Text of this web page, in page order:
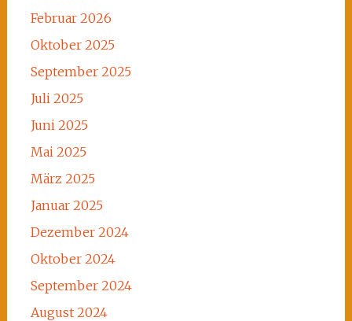
Februar 2026
Oktober 2025
September 2025
Juli 2025
Juni 2025
Mai 2025
März 2025
Januar 2025
Dezember 2024
Oktober 2024
September 2024
August 2024